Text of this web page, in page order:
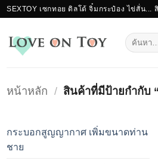
SEXTOY เซกทอย ดิลโด้ จิ๋มกระป๋อง ไข่สั่น
ค้นหา:
หน้าหลัก / สินค้าที่มีป้ายกำกับ
กระบอกสูญญากาศ เพิ่มขนาดท่าน
ชาย